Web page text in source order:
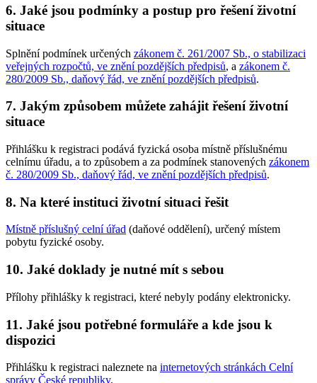
6. Jaké jsou podmínky a postup pro řešení životní
situace
Splnění podmínek určených zákonem č. 261/2007 Sb., o stabilizaci
veřejných rozpočtů, ve znění pozdějších předpisů, a zákonem č.
280/2009 Sb., daňový řád, ve znění pozdějších předpisů.
7. Jakým způsobem můžete zahájit řešení životní
situace
Přihlášku k registraci podává fyzická osoba místně příslušnému
celnímu úřadu, a to způsobem a za podmínek stanovených zákonem
č. 280/2009 Sb., daňový řád, ve znění pozdějších předpisů.
8. Na které instituci životní situaci řešit
Místně příslušný celní úřad (daňové oddělení), určený místem
pobytu fyzické osoby.
10. Jaké doklady je nutné mít s sebou
Přílohy přihlášky k registraci, které nebyly podány elektronicky.
11. Jaké jsou potřebné formuláře a kde jsou k
dispozici
Přihlášku k registraci naleznete na internetových stránkách Celní
správy České republiky.